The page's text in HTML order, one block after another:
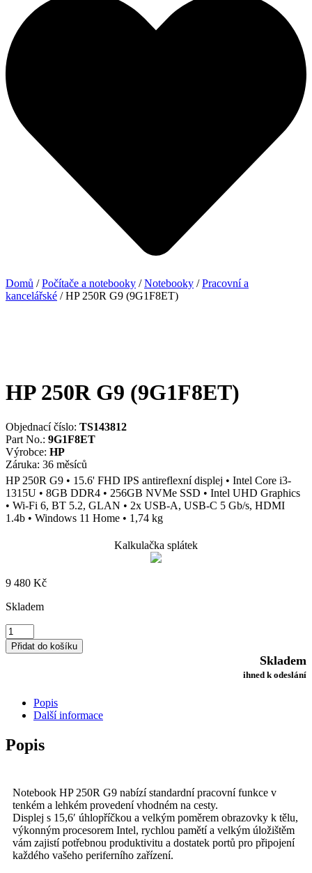
Domů /Počítače a notebooky /Notebooky /Pracovní a
kancelářské / HP 250R G9 (9G1F8ET)
HP 250R G9 (9G1F8ET)
Objednací číslo: TS143812
Part No.: 9G1F8ET
Výrobce: HP
Záruka: 36 měsíců
HP 250R G9 • 15.6' FHD IPS antireflexní displej • Intel Core i3-
1315U • 8GB DDR4 • 256GB NVMe SSD • Intel UHD Graphics
• Wi-Fi 6, BT 5.2, GLAN • 2x USB-A, USB-C 5 Gb/s, HDMI
1.4b • Windows 11 Home • 1,74 kg
Kalkulačka splátek
9 480 Kč
Skladem
HP
250R
G9
Přidat do košíku
Skladem
ihned k odeslání
Popis
Další informace
Popis
Notebook HP 250R G9 nabízí standardní pracovní funkce v
tenkém a lehkém provedení vhodném na cesty.
Displej s 15,6′ úhlopříčkou a velkým poměrem obrazovky k tělu,
výkonným procesorem Intel, rychlou pamětí a velkým úložištěm
vám zajistí potřebnou produktivitu a dostatek portů pro připojení
každého vašeho periferního zařízení.